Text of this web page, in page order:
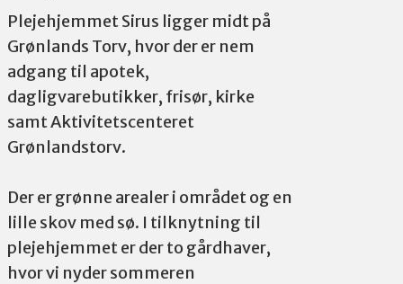
Plejehjemmet Sirus ligger midt på
Grønlands Torv, hvor der er nem
adgang til apotek,
dagligvarebutikker, frisør, kirke
samt Aktivitetscenteret
Grønlandstorv.
Der er grønne arealer i området og en
lille skov med sø. I tilknytning til
plejehjemmet er der to gårdhaver,
hvor vi nyder sommeren